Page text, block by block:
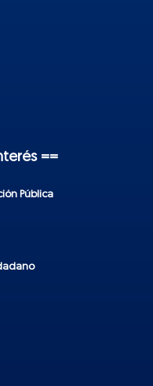
==
Pública